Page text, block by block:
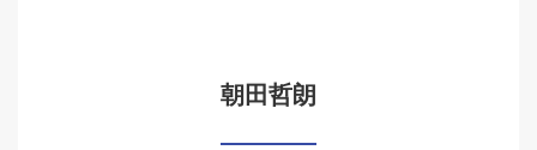
朝田哲朗